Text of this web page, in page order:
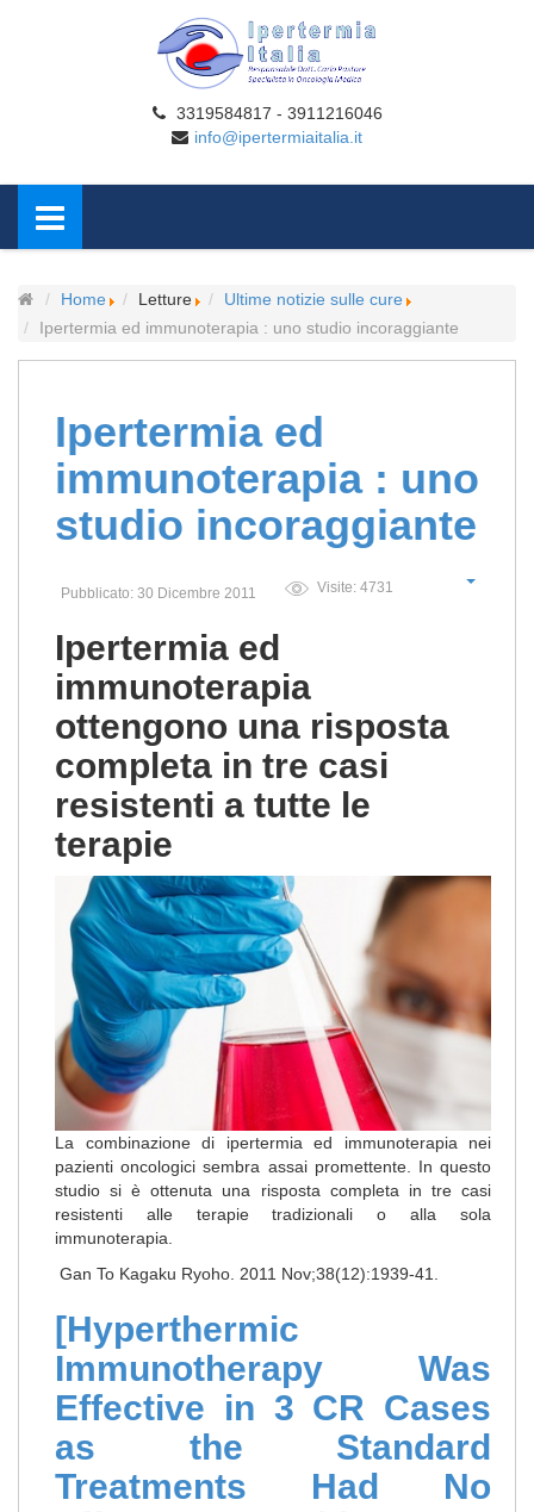
3319584817 - 3911216046
info@ipertermiaitalia.it
Home Letture
Ultime notizie sulle cure
Ipertermia ed immunoterapia : uno studio incoraggiante
Ipertermia ed
immunoterapia : uno
studio incoraggiante
Pubblicato: 30 Dicembre 2011 Visite: 4731
Ipertermia ed
immunoterapia
ottengono una risposta
completa in tre casi
resistenti a tutte le
terapie
La combinazione di ipertermia ed immunoterapia nei
pazienti oncologici sembra assai promettente. In questo
studio si è ottenuta una risposta completa in tre casi
resistenti alle terapie tradizionali o alla sola
immunoterapia.
Gan To Kagaku Ryoho. 2011 Nov;38(12):1939-41.
[Hyperthermic
Immunotherapy Was
Effective in 3 CR Cases
as the Standard
Treatments Had No